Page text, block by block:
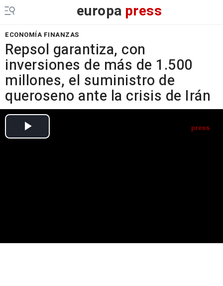
europa press
ECONOMÍA FINANZAS
Repsol garantiza, con
inversiones de más de 1.500
millones, el suministro de
queroseno ante la crisis de Irán